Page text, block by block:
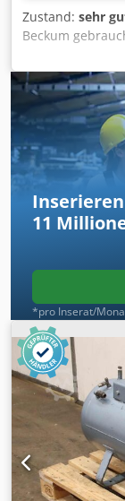
Zustand: sehr
Beckum
Baujahr: 1987
2240mm
Bitburg - sofort
11
*pro Inserat/